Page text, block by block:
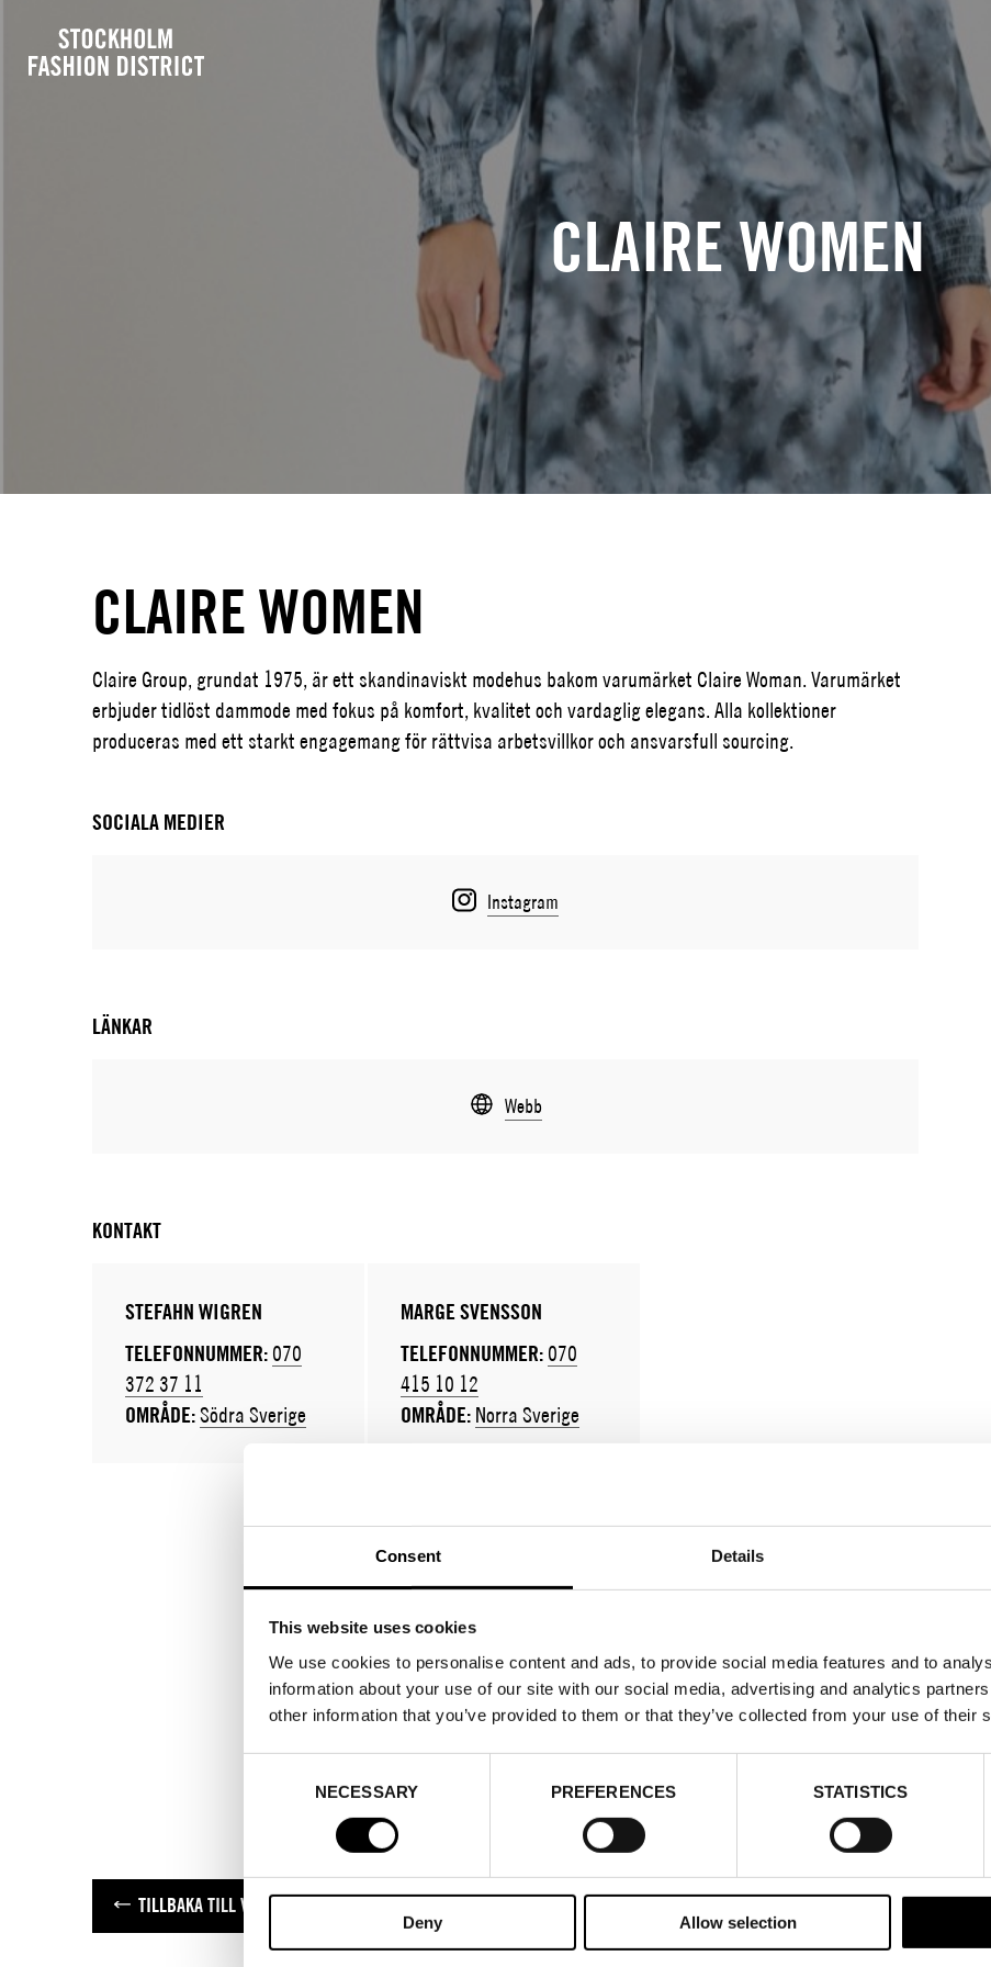
Consent Details
This website uses cookies
We use cookies to personalise content and ads, to provide social media features and to
information about your use of our site with our social media, advertising and analytics
other information that you’ve provided to them or that they’ve collected from your use of their
NECESSARY PREFERENCES STATISTICS
Deny Allow selection
CLAIRE WOMEN
CLAIRE WOMEN
Claire Group, grundat 1975, är ett skandinaviskt modehus bakom varumärket Claire Woman. Varumärket
erbjuder tidlöst dammode med fokus på komfort, kvalitet och vardaglig elegans. Alla kollektioner
produceras med ett starkt engagemang för rättvisa arbetsvillkor och ansvarsfull sourcing.
SOCIALA MEDIER
Instagram
LÄNKAR
Webb
KONTAKT
STEFAHN WIGREN
TELEFONNUMMER: 070
372 37 11
OMRÅDE:Södra Sverige
MARGE SVENSSON
TELEFONNUMMER: 070
415 10 12
OMRÅDE: Norra Sverige
TILLBAKA TILL VARUMÄRKEN